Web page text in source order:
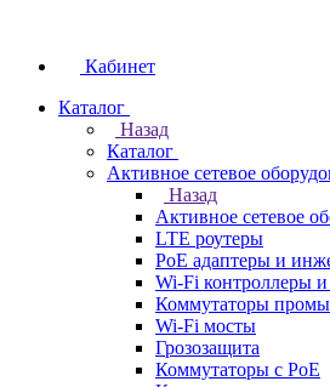
Кабинет
Каталог
Назад
Каталог
Активное сетевое
Назад
Активное сетевое
LTE роутеры
PoE адаптеры и
Wi-Fi контроллеры
Коммутаторы
Wi-Fi мосты
Грозозащита
Коммутаторы c PoE